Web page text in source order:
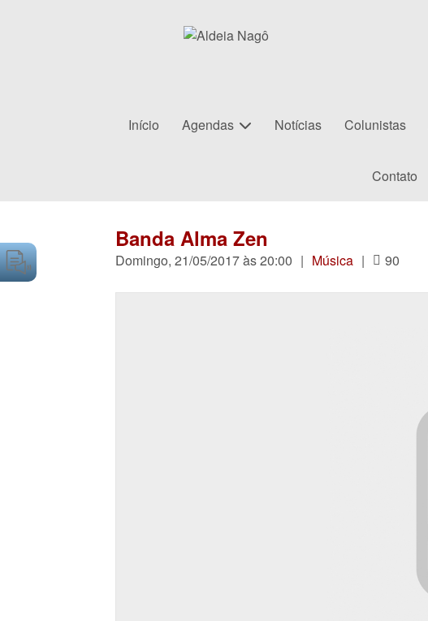
Início Agendas Notícias Colunistas
Contato
Banda Alma Zen
Domingo, 21/05/2017 às 20:00 | Música | 90